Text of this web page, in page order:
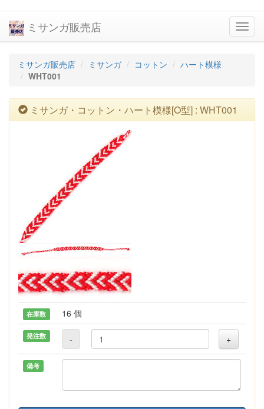
ミサンガ販売店
ミサンガ販売店 ミサンガ コットン
ハート模様
WHT001
ミサンガ・コットン・ハート模様[O型] : WHT001
在庫数 16 個
発注数 - +
備考